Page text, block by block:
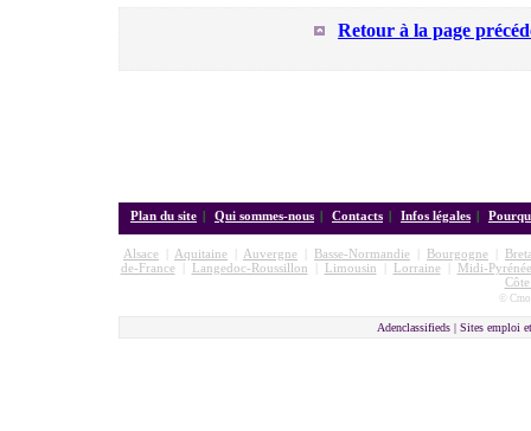
Retour à la page
Plan du site | Qui sommes-nous | Contacts | Infos légales |
Alsace Aquitaine Auvergne Basse-Normandie Bourgogne
de-France| Langedoc-Roussillon Limousin Lorraine|
Midi-
©
Adenclassifieds | Sites emploi